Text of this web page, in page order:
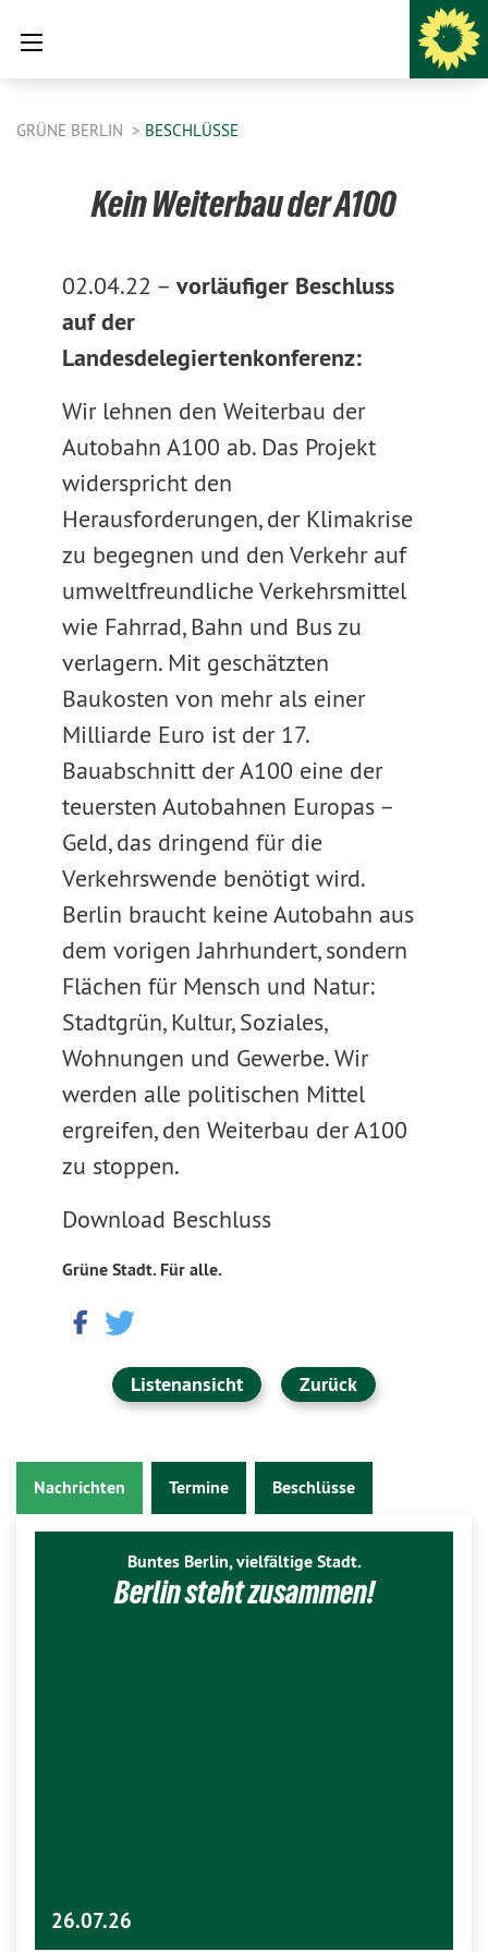
GRÜNE BERLIN BESCHLÜSSE
Kein Weiterbau der A100
02.04.22 – vorläufiger Beschluss
auf der
Landesdelegiertenkonferenz:
Wir lehnen den Weiterbau der
Autobahn A100 ab. Das Projekt
widerspricht den
Herausforderungen, der Klimakrise
zu begegnen und den Verkehr auf
umweltfreundliche Verkehrsmittel
wie Fahrrad, Bahn und Bus zu
verlagern. Mit geschätzten
Baukosten von mehr als einer
Milliarde Euro ist der 17.
Bauabschnitt der A100 eine der
teuersten Autobahnen Europas –
Geld, das dringend für die
Verkehrswende benötigt wird.
Berlin braucht keine Autobahn aus
dem vorigen Jahrhundert, sondern
Flächen für Mensch und Natur:
Stadtgrün, Kultur, Soziales,
Wohnungen und Gewerbe. Wir
werden alle politischen Mittel
ergreifen, den Weiterbau der A100
zu stoppen.
Download Beschluss
Grüne Stadt. Für alle.
Listenansicht Zurück
Nachrichten Termine Beschlüsse
Buntes Berlin, vielfältige Stadt.
Berlin steht zusammen!
26.07.26